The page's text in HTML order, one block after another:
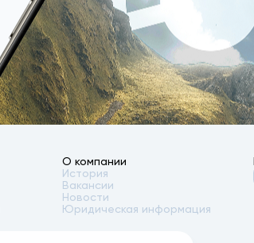
О компании
История
Вакансии
Новости
Юридическая информация